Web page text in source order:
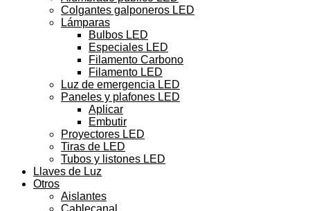
Colgantes galponeros LED
Lámparas
Bulbos LED
Especiales LED
Filamento Carbono
Filamento LED
Luz de emergencia LED
Paneles y plafones LED
Aplicar
Embutir
Proyectores LED
Tiras de LED
Tubos y listones LED
Llaves de Luz
Otros
Aislantes
Cablecanal